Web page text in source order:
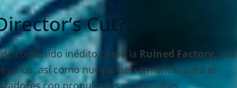
Cut?
contenido inédito como la Ruined Factory, una
así como nuevas herramientas para el